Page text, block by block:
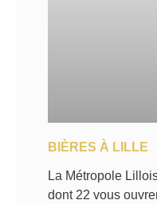
BIÈRES À LILLE
La Métropole
dont 22 vous